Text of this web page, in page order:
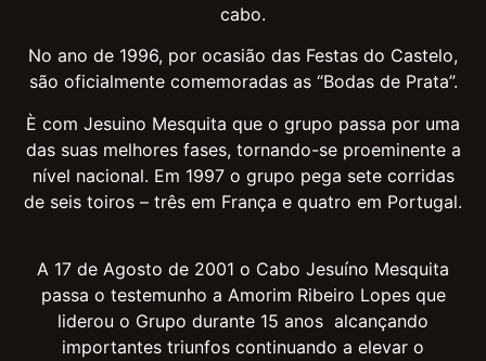
cabo.
No ano de 1996, por ocasião das Festas do Castelo,
são oficialmente comemoradas as “Bodas de Prata”.
È com Jesuino Mesquita que o grupo passa por uma
das suas melhores fases, tornando-se proeminente a
nível nacional. Em 1997 o grupo pega sete corridas
de seis toiros – três em França e quatro em Portugal.
A 17 de Agosto de 2001 o Cabo Jesuíno Mesquita
passa o testemunho a Amorim Ribeiro Lopes que
liderou o Grupo durante 15 anos alcançando
importantes triunfos continuando a elevar o